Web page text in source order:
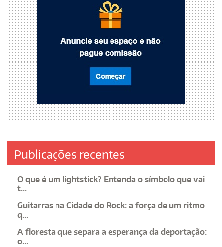
Publicações recentes
O que é um lightstick? Entenda o símbolo que vai
t...
Guitarras na Cidade do Rock: a força de um ritmo
q...
A floresta que separa a esperança da deportação:
o...